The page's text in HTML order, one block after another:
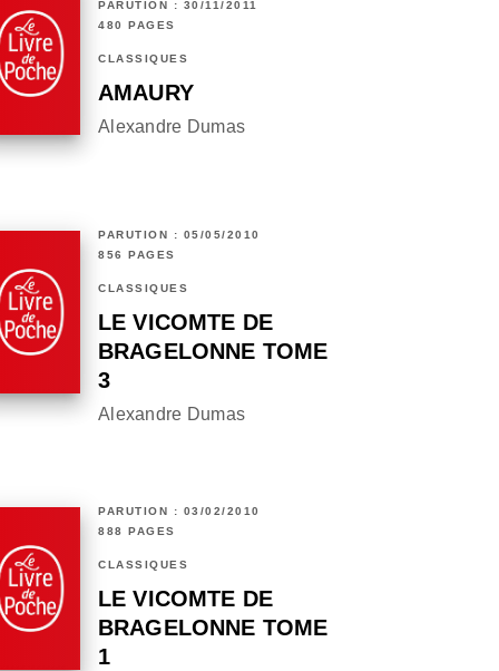
PARUTION : 30/11/2011
480 PAGES
CLASSIQUES
AMAURY
Alexandre Dumas
PARUTION : 05/05/2010
856 PAGES
CLASSIQUES
LE VICOMTE DE
BRAGELONNE TOME
3
Alexandre Dumas
PARUTION : 03/02/2010
888 PAGES
CLASSIQUES
LE VICOMTE DE
BRAGELONNE TOME
1